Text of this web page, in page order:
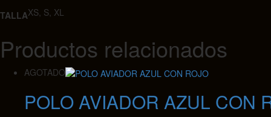
TALLAXS, S, XL
Productos relacionados
AGOTADO
POLO AVIADOR AZUL CON